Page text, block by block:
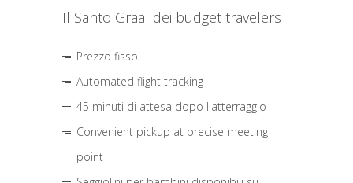
Il Santo Graal dei budget travelers
Prezzo fisso
Automated flight tracking
45 minuti di attesa dopo l'atterraggio
Convenient pickup at precise meeting
point